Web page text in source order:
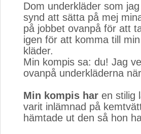
Dom underkläder som
synd att sätta på mej
på jobbet ovanpå för att
igen för att komma till
kläder.
Min kompis sa: du! Jag
ovanpå underkläderna
Min kompis har en stilig
varit inlämnad på
hämtade ut den så hon